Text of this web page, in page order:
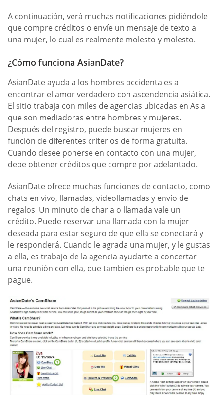
A continuación, verá muchas notificaciones pidiéndole
que compre créditos o envíe un mensaje de texto a
una mujer, lo cual es realmente molesto y molesto.
¿Cómo funciona AsianDate?
AsianDate ayuda a los hombres occidentales a
encontrar el amor verdadero con ascendencia asiática.
El sitio trabaja con miles de agencias ubicadas en Asia
que son mediadoras entre hombres y mujeres.
Después del registro, puede buscar mujeres en
función de diferentes criterios de forma gratuita.
Cuando desee ponerse en contacto con una mujer,
debe obtener créditos que compre por adelantado.
AsianDate ofrece muchas funciones de contacto, como
chats en vivo, llamadas, videollamadas y envío de
regalos. Un minuto de charla o llamada vale un
crédito. Puede reservar una llamada con la mujer
deseada para estar seguro de que ella se conectará y
le responderá. Cuando le agrada una mujer, y le gustas
a ella, es trabajo de la agencia ayudarte a concertar
una reunión con ella, que también es probable que te
pague.